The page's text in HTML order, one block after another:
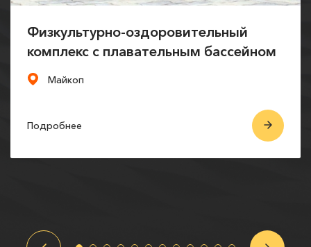
Физкультурно-оздоровительный
комплекс с плавательным бассейном
Майкоп
Подробнее